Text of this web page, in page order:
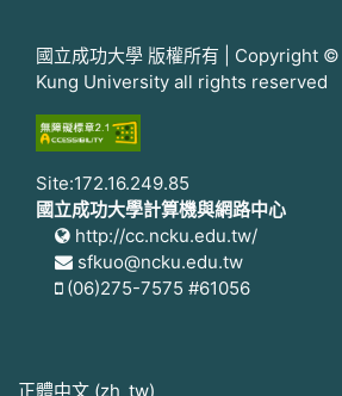
國立成功大學 版權所有 | Copyright
Kung University all rights reserved
Site:172.16.249.85
國立成功大學計算機與網路中心
http://cc.ncku.edu.tw/
sfkuo@ncku.edu.tw
(06)275-7575 #61056
正體中文 ‎(zh_tw)‎